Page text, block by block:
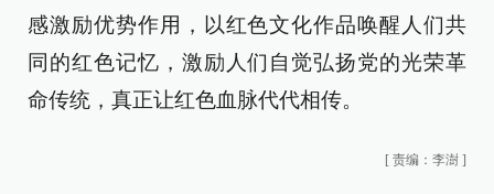
感激励优势作用，以红色文化作品唤醒人们共
同的红色记忆，激励人们自觉弘扬党的光荣革
命传统，真正让红色血脉代代相传。
[ 责编：李澍 ]